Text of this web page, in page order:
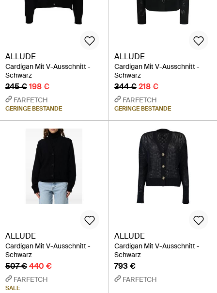
ALLUDE
Cardigan Mit V-Ausschnitt -
Schwarz
245 €198 €
FARFETCH
GERINGE BESTÄNDE
ALLUDE
Cardigan Mit V-Ausschnitt -
Schwarz
344 €218 €
FARFETCH
GERINGE BESTÄNDE
ALLUDE
Cardigan Mit V-Ausschnitt -
Schwarz
507 €440 €
FARFETCH
SALE
ALLUDE
Cardigan Mit V-Ausschnitt -
Schwarz
793 €
FARFETCH